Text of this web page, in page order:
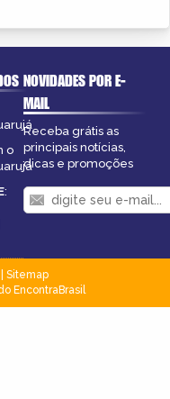
o
:
NOVIDADES POR E-
MAIL
Receba grátis as
principais notícias,
dicas e promoções
Sitemap
EncontraBrasil